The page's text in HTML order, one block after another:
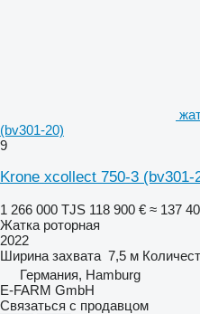
(bv301-20)
9
Krone xcollect 750-3 (bv301-
1 266 000 TJS 118 900 € ≈ 137
Жатка роторная
2022
Ширина захвата 7,5 м
Германия, Hamburg
E-FARM GmbH
Связаться с продавцом